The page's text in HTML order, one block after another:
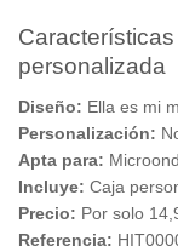
personalizada
Diseño: Ella es mi
Personalización:
Apta para:
Incluye: Caja
Precio: Por solo
Referencia: